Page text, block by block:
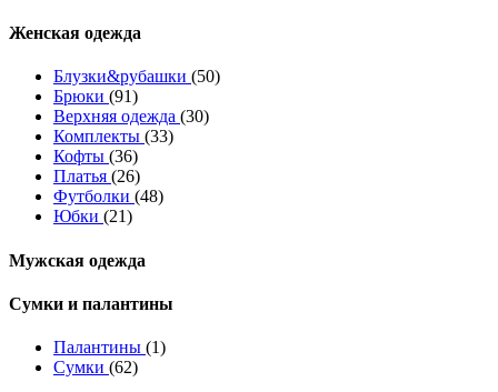
Женская одежда
Блузки&рубашки (50)
Брюки (91)
Верхняя одежда (30)
Комплекты (33)
Кофты (36)
Платья (26)
Футболки (48)
Юбки (21)
Мужская одежда
Сумки и палантины
Палантины (1)
Сумки (62)